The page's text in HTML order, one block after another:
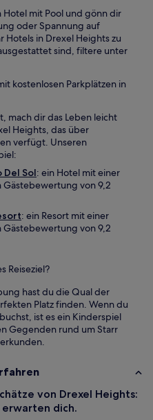
Hotel mit Pool und gönn dir
oder Spannung auf
Hotels in Drexel Heights zu
sind, filtere unter
kostenlosen Parkplätzen in
mach dir das Leben leicht
Heights, das über
verfügt. Unseren
Del Sol: ein Hotel mit einer
von 9,2
: ein Resort mit einer
von 9,2
Reiseziel?
hast du die Qual der
Platz finden. Wenn du
ist es ein Kinderspiel
Gegenden rund um Starr
erkunden.
von Drexel Heights:
dich.